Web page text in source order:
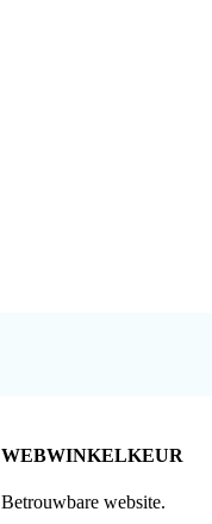
WEBWINKELKEUR
Betrouwbare website.